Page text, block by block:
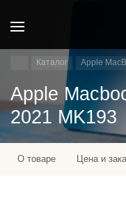
Каталог Apple
Apple
2021 MK193
О товаре Цена и